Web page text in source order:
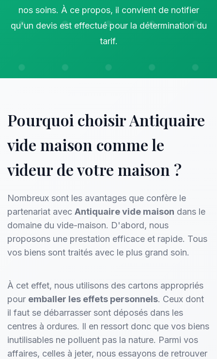
nos soins. À ce propos, il convient de notifier
qu'un devis est effectué pour la détermination du
tarif.
Pourquoi choisir Antiquaire
vide maison comme le
videur de votre maison ?
Nombreux sont les avantages que confère le
partenariat avec Antiquaire vide maison dans le
domaine du vide-maison. D'abord, nous
proposons une prestation efficace et rapide. Tous
vos biens sont traités avec le plus grand soin.
À cet effet, nous utilisons des cartons appropriés
pour emballer les effets personnels. Ceux dont
il faut se débarrasser sont déposés dans les
centres à ordures. Il en ressort donc que vos biens
inutilisables ne polluent pas la nature. Parmi vos
affaires, celles à jeter, nous essayons de retrouver